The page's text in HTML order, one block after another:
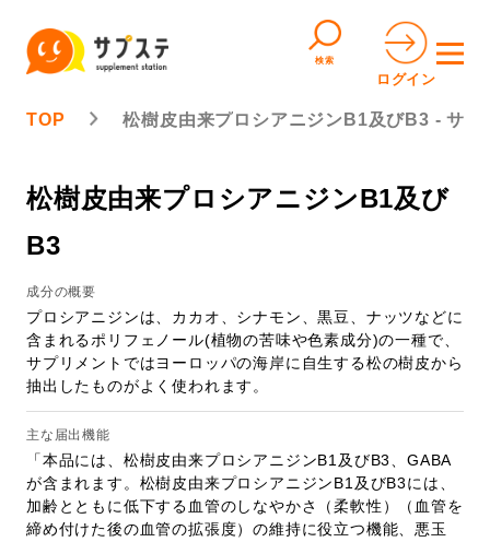
検索
ログイン
TOP 松樹皮由来プロシアニジンB1及びB3 - サプ
松樹皮由来プロシアニジンB1及び
B3
成分の概要
プロシアニジンは、カカオ、シナモン、黒豆、ナッツなどに
含まれるポリフェノール(植物の苦味や色素成分)の一種で、
サプリメントではヨーロッパの海岸に自生する松の樹皮から
抽出したものがよく使われます。
主な届出機能
「本品には、松樹皮由来プロシアニジンB1及びB3、GABA
が含まれます。松樹皮由来プロシアニジンB1及びB3には、
加齢とともに低下する血管のしなやかさ（柔軟性）（血管を
締め付けた後の血管の拡張度）の維持に役立つ機能、悪玉